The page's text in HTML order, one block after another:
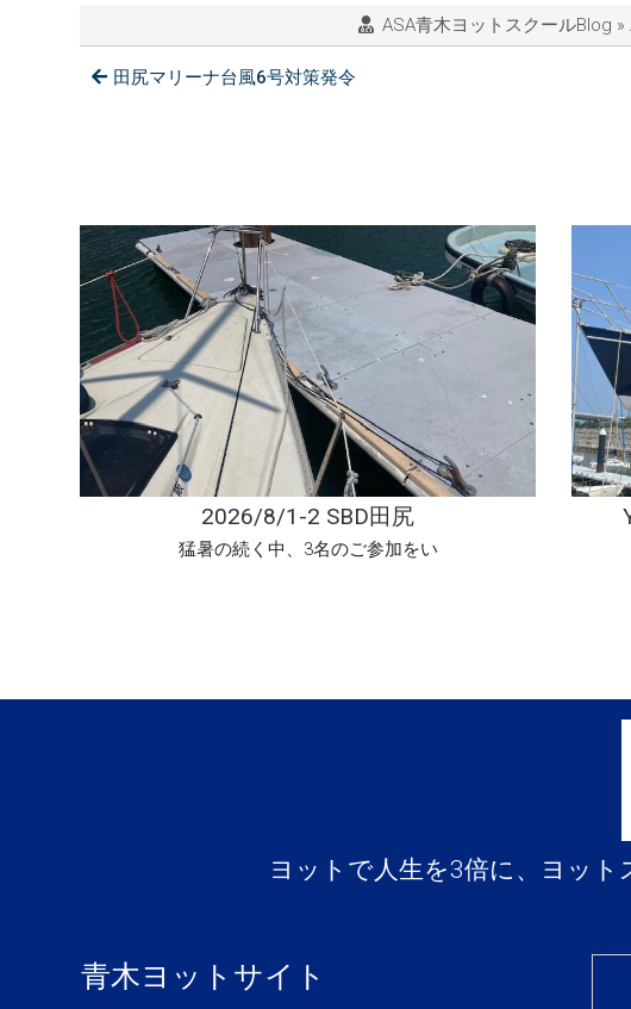
ASA青木ヨットスクールBlog
田尻マリーナ台風6号対策発令
2026/8/1-2 SBD田尻
猛暑の続く中、3名のご参加をい
ヨットで人生を3倍に、ヨット
青木ヨットサイト